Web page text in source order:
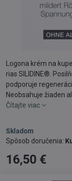
Logona krém na
rias SILIDINE®.
podporuje
Neobsahuje žiaden
Čítajte viac
Skladom
16,50 €